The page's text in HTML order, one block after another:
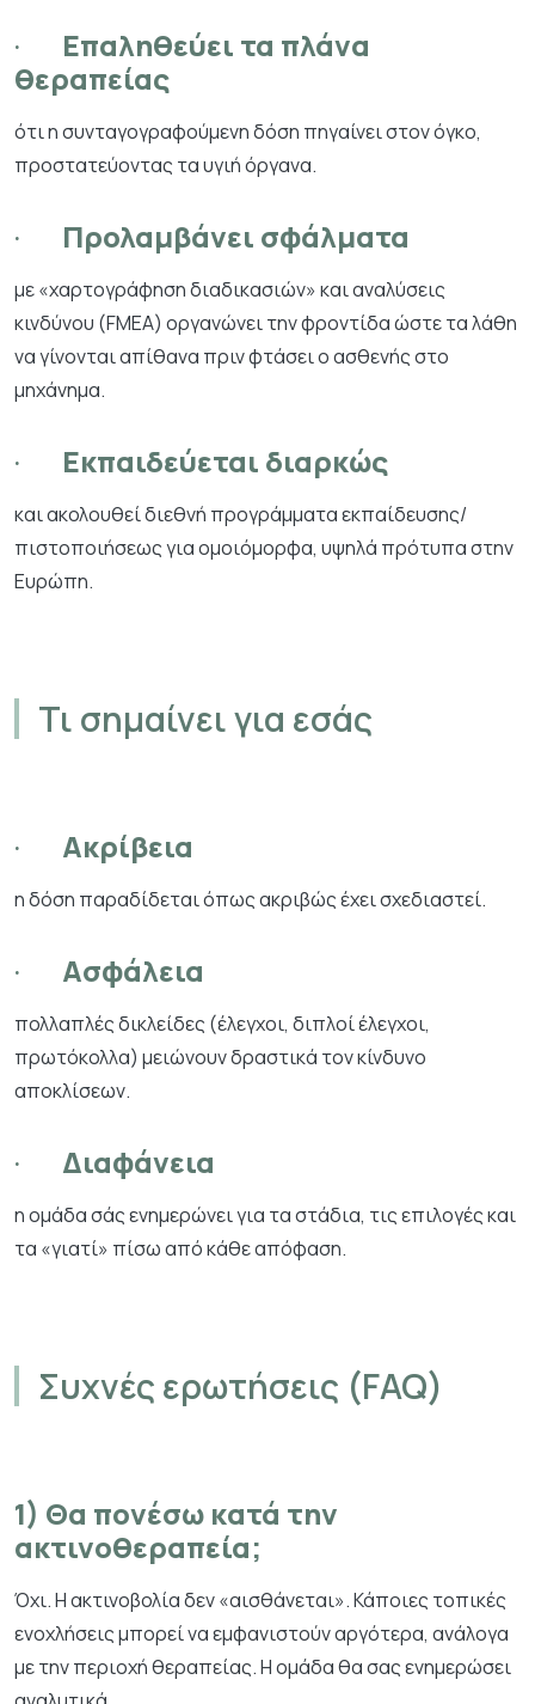
· Επαληθεύει τα πλάνα
θεραπείας
ότι η συνταγογραφούμενη δόση πηγαίνει στον όγκο,
προστατεύοντας τα υγιή όργανα.
· Προλαμβάνει σφάλματα
με «χαρτογράφηση διαδικασιών» και αναλύσεις
κινδύνου (FMEA) οργανώνει την φροντίδα ώστε τα λάθη
να γίνονται απίθανα πριν φτάσει ο ασθενής στο
μηχάνημα.
· Εκπαιδεύεται διαρκώς
και ακολουθεί διεθνή προγράμματα εκπαίδευσης/
πιστοποιήσεως για ομοιόμορφα, υψηλά πρότυπα στην
Ευρώπη.
Τι σημαίνει για εσάς
· Ακρίβεια
η δόση παραδίδεται όπως ακριβώς έχει σχεδιαστεί.
· Ασφάλεια
πολλαπλές δικλείδες (έλεγχοι, διπλοί έλεγχοι,
πρωτόκολλα) μειώνουν δραστικά τον κίνδυνο
αποκλίσεων.
· Διαφάνεια
η ομάδα σάς ενημερώνει για τα στάδια, τις επιλογές και
τα «γιατί» πίσω από κάθε απόφαση.
Συχνές ερωτήσεις (FAQ)
1) Θα πονέσω κατά την
ακτινοθεραπεία;
Όχι. Η ακτινοβολία δεν «αισθάνεται». Κάποιες τοπικές
ενοχλήσεις μπορεί να εμφανιστούν αργότερα, ανάλογα
με την περιοχή θεραπείας. Η ομάδα θα σας ενημερώσει